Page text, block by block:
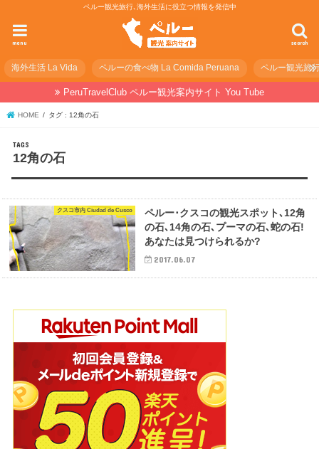
ペルー観光旅行､海外生活に役立つ情報を発信中
search
menu
海外生活 La Vida ペルーの食べ物 La Comida Peruana ペルー観光旅
PeruTravelClub ペルー観光案内サイト You Tube
HOME タグ : 12角の石
12角の石
クスコ市内 Ciudad de Cusco
ペルー･クスコの観光スポット､12角
の石､14角の石､プーマの石､蛇の石!
あなたは見つけられるか?
2017.06.07